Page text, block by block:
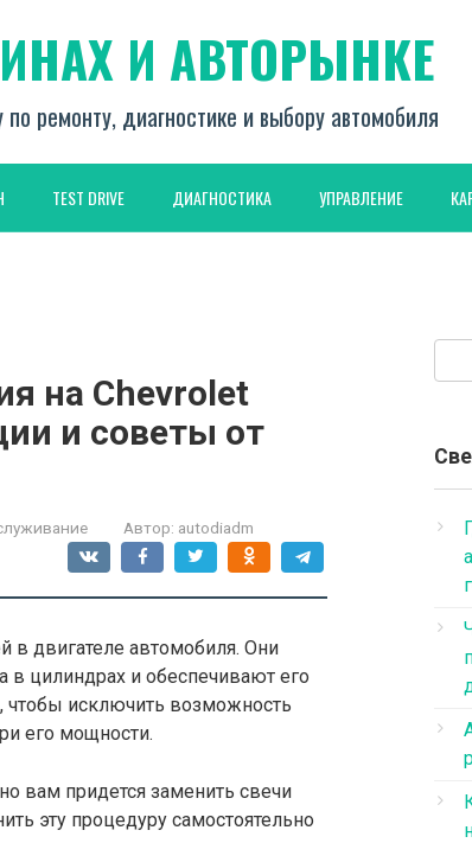
И АВТОРЫНКЕ
ремонту, диагностике и выбору автомобиля
TEST DRIVE ДИАГНОСТИКА УПРАВЛЕНИЕ
на Chevrolet
и советы от
Автор: autodiadm
в двигателе автомобиля. Они
в цилиндрах и обеспечивают его
чтобы исключить возможность
его мощности.
вам придется заменить свечи
эту процедуру самостоятельно